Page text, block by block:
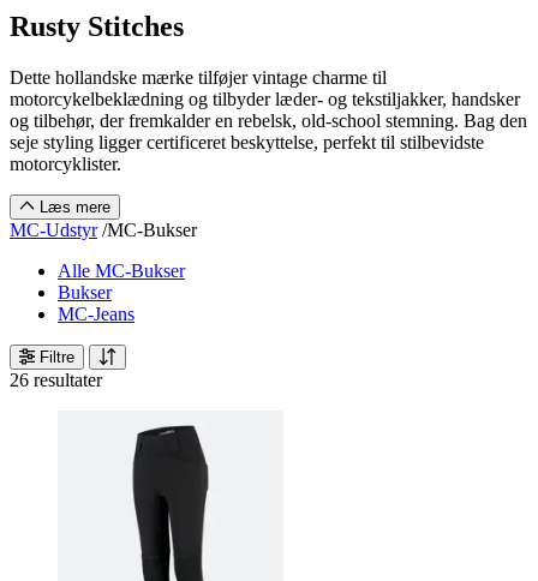
Rusty Stitches
Dette hollandske mærke tilføjer vintage charme til
motorcykelbeklædning og tilbyder læder- og tekstiljakker, handsker
og tilbehør, der fremkalder en rebelsk, old-school stemning. Bag den
seje styling ligger certificeret beskyttelse, perfekt til stilbevidste
motorcyklister.
Læs mere
MC-Udstyr /MC-Bukser
Alle MC-Bukser
Bukser
MC-Jeans
Filtre
26 resultater